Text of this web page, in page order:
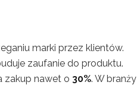
marki przez klientów.
zaufanie do produktu.
zakup nawet o 30%. W branży